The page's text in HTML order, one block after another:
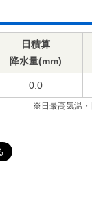
日積算
降水量(mm)
0.0
※日最高気温・